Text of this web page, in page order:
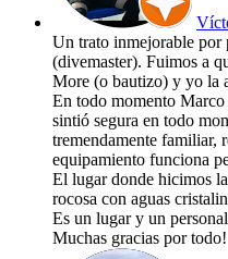
Un trato inmejorable por
(divemaster). Fuimos a
More (o bautizo) y yo la
En todo momento Marco
sintió segura en todo
tremendamente familiar,
equipamiento funciona
El lugar donde hicimos
rocosa con aguas
Es un lugar y un
Muchas gracias por todo!